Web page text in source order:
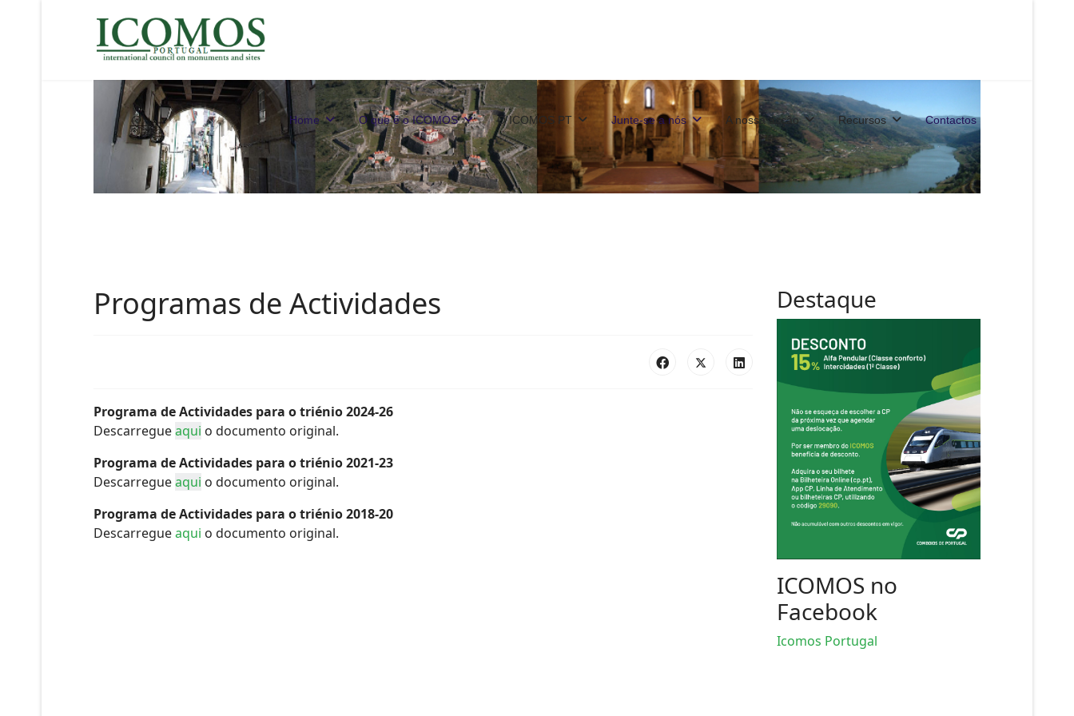
Home O que é o ICOMOS O ICOMOS PT Junte-se a nós A nossa acção Recursos Contactos
Programas de Actividades
Programa de Actividades para o triénio 2024-26
Descarregueaqui o documento original.
Programa de Actividades para o triénio 2021-23
Descarregueaqui o documento original.
Programa de Actividades para o triénio 2018-20
Descarregueaqui o documento original.
Destaque
ICOMOS no
Facebook
Icomos Portugal